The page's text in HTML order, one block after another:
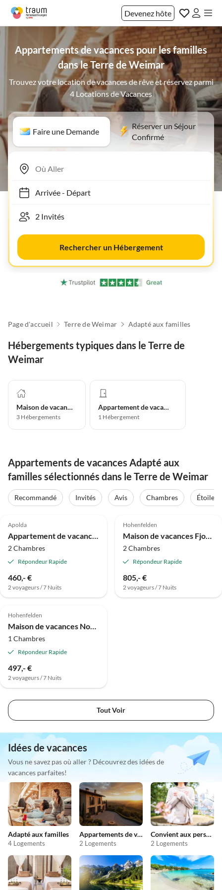
Devenez hôte
Appartements de vacances pour les familles
dans le Terre de Weimar
Trouvez votre location de vacances de rêve et réservez parmi
4 Locations de Vacances
Faire une Demande
Réserver un Séjour
Confirmé
Arrivée- Départ
Rechercher un Hébergement
Page d'accueil Terre de Weimar Adapté aux familles
Hébergements typiques dans le Terre de
Weimar
Maison de vacances
3 Hébergements
Appartement de vacances
1 Hébergement
Appartements de vacances Adapté aux
familles sélectionnés dans le Terre de Weimar
Recommandé Invités Avis Chambres
Étoiles
Apolda
Appartement de vacances Votre Deinhardt
2 Chambres
Répondeur Rapide
460,- €
2 voyageurs / 7 Nuits
Hohenfelden
Maison de vacances Fjord au barrage de Hohenfelden
2 Chambres
Répondeur Rapide
805,- €
2 voyageurs / 7 Nuits
Hohenfelden
Maison de vacances Nordique au Barrage de Hohenfelden
1 Chambres
Répondeur Rapide
497,- €
2 voyageurs / 7 Nuits
Tout Voir
Idées de vacances
Vous ne savez pas où aller ? Découvrez des idées de
vacances parfaites!
Adapté aux familles
4 Logements
Appartements de vacances pas chers
2 Logements
Convient aux personnes allergiques
2 Logements